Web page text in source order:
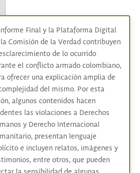
Final y la Plataforma Digital
Comisión de la Verdad contribuyen
de lo ocurrido
el conflicto armado colombiano,
ofrecer una explicación amplia de
del mismo. Por esta
algunos contenidos hacen
las violaciones a Derechos
y Derecho Internacional
presentan lenguaje
e incluyen relatos, imágenes y
entre otros, que pueden